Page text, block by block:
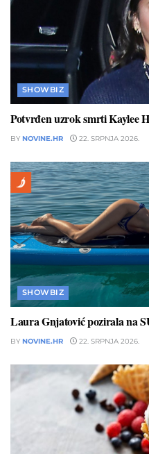
SHOWBIZ
Potvrđen uzrok smrti Kaylee
BY NOVINE.HR 22. SRPNJA 2026.
SHOWBIZ
Laura Gnjatović pozirala na
BY NOVINE.HR 22. SRPNJA 2026.